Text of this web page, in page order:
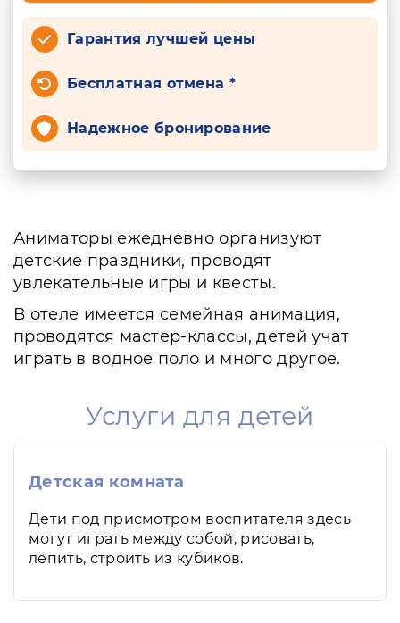
Гарантия лучшей цены
Бесплатная отмена *
Надежное бронирование
Аниматоры ежедневно организуют
детские праздники, проводят
увлекательные игры и квесты.
В отеле имеется семейная анимация,
проводятся мастер-классы, детей учат
играть в водное поло и много другое.
Услуги для детей
Детская комната
Дети под присмотром воспитателя здесь
могут играть между собой, рисовать,
лепить, строить из кубиков.